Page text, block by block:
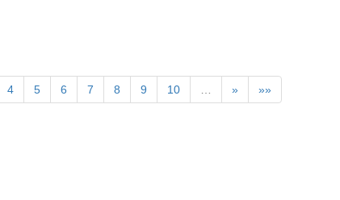
4 5 6 7 8 9 10 … » »»